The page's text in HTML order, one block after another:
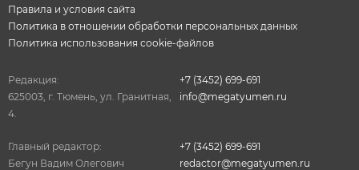
Правила и условия сайта
Политика в отношении обработки персональных данных
Политика использования cookie-файлов
Редакция:
625003, г. Тюмень, ул. Гранитная,
4.
+7 (3452) 699-691
info@megatyumen.ru
Главный редактор:
Бегун Вадим Олегович
+7 (3452) 699-691
redactor@megatyumen.ru